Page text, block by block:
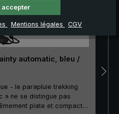
automatic, bleu /
- le parapluie trekking
» ne se distingue pas
plate et compacte.
accepter
Mentions légales CGV